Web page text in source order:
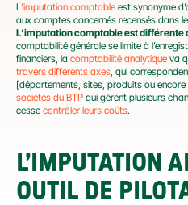
L’imputation comptable est synonyme
aux comptes concernés recensés dans le
L’imputation comptable est différente
comptabilité générale se limite à
financiers, la comptabilité analytique va
travers différents axes, qui
sociétés du BTP qui gèrent plusieurs
cesse contrôler leurs coûts.
L’IMPUTATION
OUTIL DE